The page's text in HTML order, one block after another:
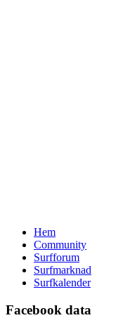
Hem
Community
Surfforum
Surfmarknad
Surfkalender
Facebook data